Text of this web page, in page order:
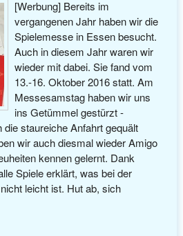
[Werbung] Bereits im
vergangenen Jahr haben wir die
Spielemesse in Essen besucht.
Auch in diesem Jahr waren wir
wieder mit dabei. Sie fand vom
13.-16. Oktober 2016 statt. Am
Messesamstag haben wir uns
ins Getümmel gestürzt -
staureiche Anfahrt gequält
wir auch diesmal wieder Amigo
kennen gelernt. Dank
Spiele erklärt, was bei der
leicht ist. Hut ab, sich